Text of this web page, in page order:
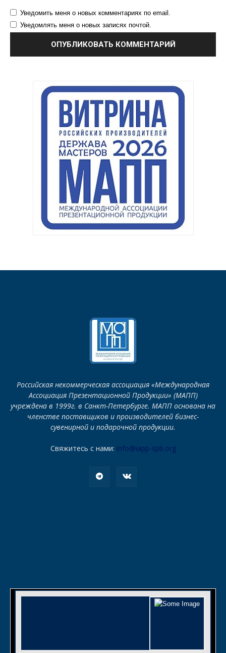
Уведомить меня о новых комментариях по email.
Уведомлять меня о новых записях почтой.
Российская некоммерческая ассоциация «Международная
Ассоциация Презентационной Продукции» (МАПП)
учреждена в 1999г. в Санкт-Петербурге. МАПП основана на
членстве поставщиков и производителей бизнес-
сувенирной и подарочной продукции.
Свяжитесь с нами: info@iapp-spb.org